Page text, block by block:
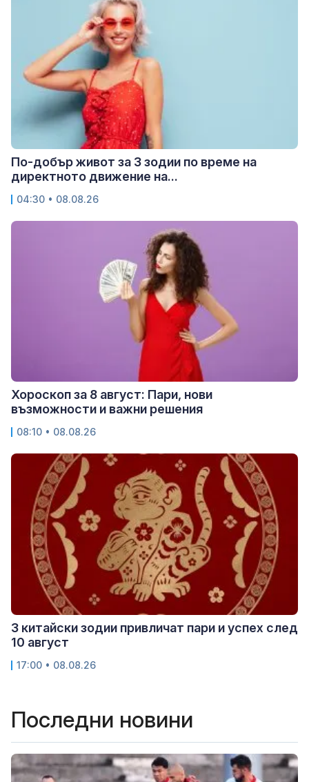
По-добър живот за 3 зодии по време на
директното движение на...
04:30 • 08.08.26
Хороскоп за 8 август: Пари, нови
възможности и важни решения
08:10 • 08.08.26
3 китайски зодии привличат пари и успех след
10 август
17:00 • 08.08.26
Последни новини